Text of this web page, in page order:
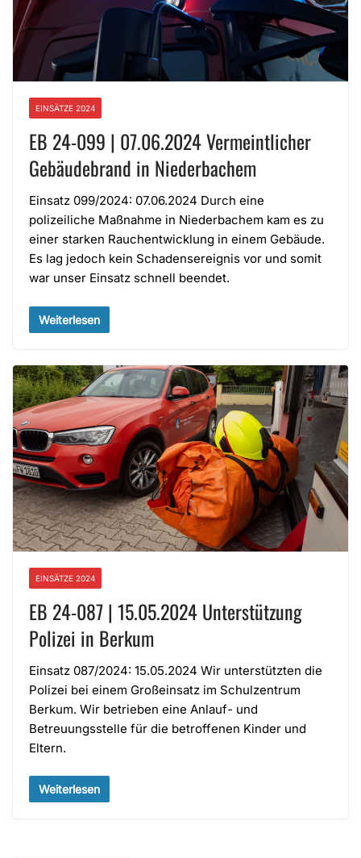
EINSÄTZE 2024
EB 24-099 | 07.06.2024 Vermeintlicher
Gebäudebrand in Niederbachem
Einsatz 099/2024: 07.06.2024 Durch eine
polizeiliche Maßnahme in Niederbachem kam es zu
einer starken Rauchentwicklung in einem Gebäude.
Es lag jedoch kein Schadensereignis vor und somit
war unser Einsatz schnell beendet.
Weiterlesen
EINSÄTZE 2024
EB 24-087 | 15.05.2024 Unterstützung
Polizei in Berkum
Einsatz 087/2024: 15.05.2024 Wir unterstützten die
Polizei bei einem Großeinsatz im Schulzentrum
Berkum. Wir betrieben eine Anlauf- und
Betreuungsstelle für die betroffenen Kinder und
Eltern.
Weiterlesen